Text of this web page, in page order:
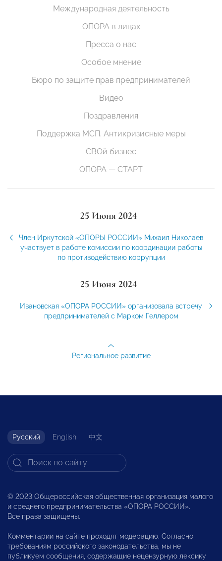
Международная деятельность
ОПОРА в лицах
Пресса о нас
Особое мнение
Бюро по защите прав предпринимателей
Видео
Поздравления
Поддержка МСП. Антикризисные меры
СВОй бизнес
ОПОРА — СТАРТ
25 Июня 2024
Член Иркутской «ОПОРЫ РОССИИ» Михаил Николаев
участвует в работе комиссии по координации работы
по противодействию коррупции
25 Июня 2024
Ивановская «ОПОРА РОССИИ» организовала встречу
предпринимателей с Марком Геллером
Региональное развитие
Русский English 中文
© 2023 Общероссийская общественная организация малого
и среднего предпринимательства «ОПОРА РОССИИ».
Все права защищены.
Комментарии на сайте проходят модерацию. Согласно
требованиям российского законодательства, мы не
публикуем сообщения, содержащие нецензурную лексику